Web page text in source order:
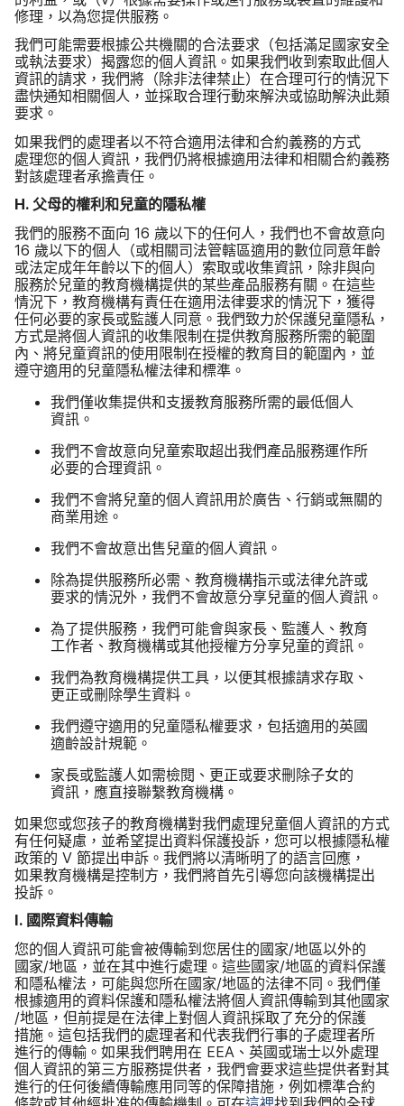
修理，​以​為​您​提供​服務。
我們​可能​需要​根據​公共​機關​的​合法​要求​（​包括​滿足​國家​安全​
或​執法​要求​）​揭露您​的​個人​資訊。​如果​我們​收到​索取​此​個人​
資訊​的​請求，​我們​將​（除​非​法律禁止）​在​合理​可行​的​情況​下​
盡​快​通知​相關​個人，​並​採取​合理​行動來​解決​或​協助​解決​此​類​
要求。
如果​我們​的​處理​者​以​不符合​適用​法律​和​合約​義務​的​方式​
處理您​的​個人​資訊，​我們​仍​將​根據​適用​法律​和​相關​合約​義務​
對​該​處理​者​承擔​責任。
H. 父母​的​權利​和​兒童​的​隱私權
我們​的​服務​不面​向 16 歲​以下​的​任何​人，​我們​也​不會​故意​向
16 歲​以下​的​個人​（​或​相關​司法管​轄區​適用​的​數位​同意​年齡​
或​法定​成年​年​齡​以下​的​個人​）​索取​或​收集​資訊，​除非​與​向​
服務​於​兒童​的​教育​機構​提供​的​某些​產品​服務​有關。​在​這些​
情況​下，​教育​機構​有​責任​在​適用​法律​要求​的​情況​下，​獲得​
任何​必要​的​家長​或​監護人​同意。​我們​致力​於​保護​兒童​隱私，​
方式​是​將​個人​資訊​的​收集​限制​在​提供​教育​服務​所​需​的​範圍​
內、​將​兒童​資訊​的​使用​限制​在​授權​的​教育目​的​範圍​內，​並​
遵守​適用​的​兒童​隱私權​法律​和​標準。
我們​僅​收集​提供​和​支援​教育​服務​所​需​的​最​低​個人​
資訊。
我們​不會​故意​向​兒童​索取​超出​我們​產品​服務​運作​所​
必要​的​合理​資訊。
我們​不會​將​兒童​的​個人​資訊用​於​廣告、​行銷​或​無關​的​
商業​用途。
我們​不會​故意​出售​兒童​的​個人​資訊。
除​為​提供​服務​所​必需、​教育​機構​指示​或​法律​允許​或​
要求​的​情況​外，​我們​不會​故意​分享​兒童​的​個人​資訊。
為了​提供​服務，​我們​可能會​與​家長、​監護人、​教育​
工作者、​教育​機構​或​其他​授權​方​分享​兒童​的​資訊。
我們​為​教育​機構​提供​工具，​以​便其​根據​請求​存取、​
更正​或​刪除​學生​資料。
我們​遵守​適用​的​兒童​隱私權​要求，​包括​適用​的​英國​
適齡​設計​規範。
家長​或​監護人​如​需​檢閱、​更正​或​要求​刪除​子女​的​
資訊，​應​直接​聯繫​教育​機構。
如果​您​或​您​孩子​的​教育​機構​對​我們​處理​兒童​個人​資訊​的​方式​
有​任何​疑慮，​並​希望​提出​資料​保護​投訴，​您可以​根據​隱私權​
政策​的 V 節​提出​申訴。​我們​將​以​清​晰​明​了​的​語言​回應，​
如果​教育​機構​是​控制方，​我們​將​首先​引導​您​向​該​機構​提出​
投訴。
I. 國際​資料​傳輸
您​的​個人​資訊​可能​會​被​傳輸​到​您​居住​的​國家​/​地區​以外​的​
國家​/​地區，​並​在​其中​進行​處理。​這些​國家​/​地區​的​資料​保護​
和​隱私權法，​可能​與​您所​在​國家​/​地區​的​法律​不同。​我們​僅​
根據​適用​的​資料​保護​和​隱私權法​將​個人​資訊​傳輸到​其他​國家​
/​地區，​但​前​提是​在​法律​上​對​個人​資訊​採取​了​充分​的​保護​
措施。​這​包括​我們​的​處理​者​和​代表​我們​行事​的​子​處理​者​所​
進行​的​傳輸。​如果​我們​聘用​在 EEA 、​英國​或​瑞士​以​外​處理​
個人​資訊​的​第三方​服務​提供​者，​我們​會​要求​這些​提供​者​對​其​
進行​的​任何​後續​傳輸​應​用同​等​的​保障​措施，​例如​標準​合​約​